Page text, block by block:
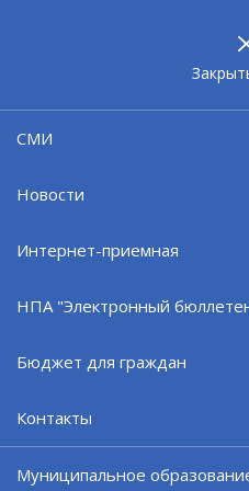
СМИ
Новости
Интернет-приемная
НПА "Электронный
Бюджет для граждан
Контакты
Муниципальное
Профилактика